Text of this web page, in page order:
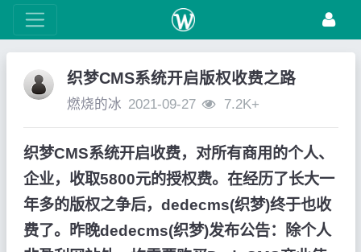
织梦CMS系统开启版权收费之路
燃烧的冰 2021-09-27 7.2K+
织梦CMS系统开启收费，对所有商用的个人、
企业，收取5800元的授权费。在经历了长大一
年多的版权之争后，dedecms(织梦)终于也收
费了。昨晚dedecms(织梦)发布公告：除个人